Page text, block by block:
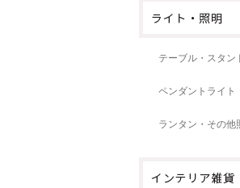
テーブル・スタン
ペンダントライト
ランタン・その他